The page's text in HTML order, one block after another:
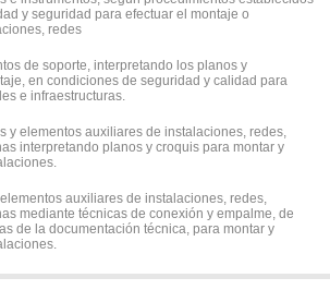
y seguridad para efectuar el montaje o
redes
de soporte, interpretando los planos y
en condiciones de seguridad y calidad para
e infraestructuras.
y elementos auxiliares de instalaciones, redes,
interpretando planos y croquis para montar y
auxiliares de instalaciones, redes,
mediante técnicas de conexión y empalme, de
de la documentación técnica, para montar y